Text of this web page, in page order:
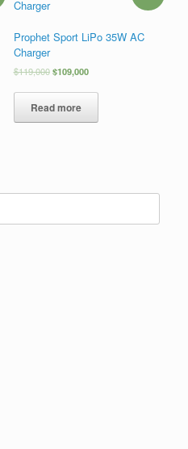
Prophet Sport LiPo 35W AC
Charger
$119,000 $109,000
Read more